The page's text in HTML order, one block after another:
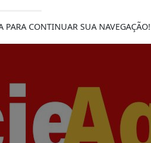
PARA CONTINUAR SUA NAVEGAÇÃO!